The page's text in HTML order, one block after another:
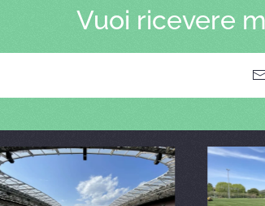
Vuoi ricevere